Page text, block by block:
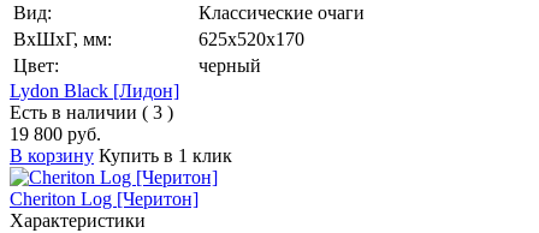
Вид:
Классические очаги
ВхШхГ, мм:
625х520х170
Цвет:
черный
Lydon Black [Лидон]
Есть в наличии ( 3 )
19 800 руб.
В корзину Купить в 1 клик
Cheriton Log [Черитон]
Характеристики